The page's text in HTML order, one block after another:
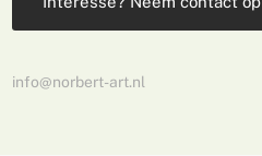
info@norbert-art.nl